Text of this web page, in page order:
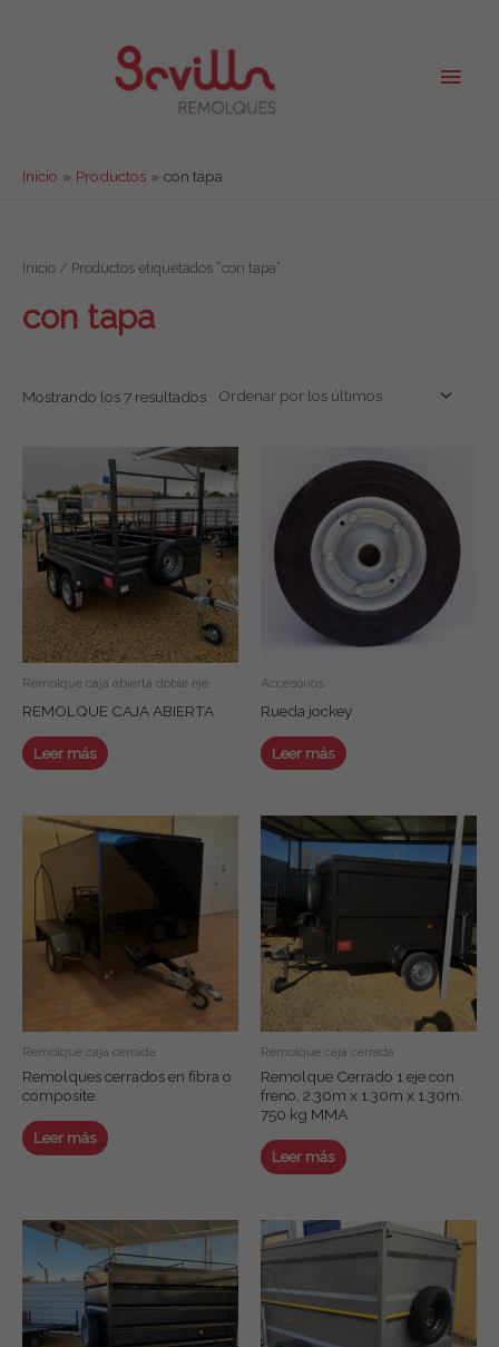
Inicio Productos con tapa
Inicio / Productos etiquetados “con tapa”
con tapa
Mostrando los 7 resultados
Remolque caja abierta doble eje.
REMOLQUE CAJA ABIERTA
Leer más
Accesorios
Rueda jockey
Leer más
Remolque caja cerrada
Remolques cerrados en fibra o
composite.
Leer más
Remolque caja cerrada
Remolque Cerrado 1 eje con
freno. 2.30m x 1.30m x 1.30m.
750 kg MMA
Leer más